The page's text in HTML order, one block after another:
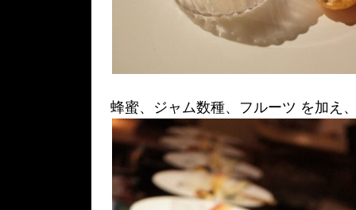
蜂蜜、ジャム数種、フルーツ を加え